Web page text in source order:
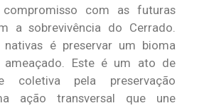
compromisso com as futuras
a sobrevivência do Cerrado.
nativas é preservar um bioma
ameaçado. Este é um ato de
coletiva pela preservação
ação transversal que une